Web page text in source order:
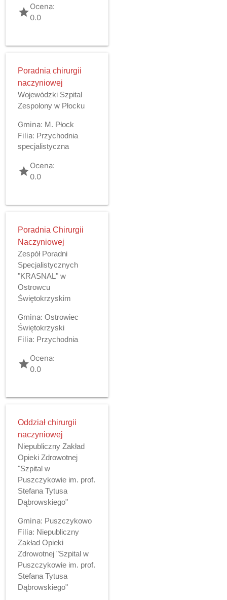
gradeOcena:
0.0
Poradnia chirurgii
naczyniowej
Wojewódzki Szpital
Zespolony w Płocku
Gmina: M. Płock
Filia: Przychodnia
specjalistyczna
gradeOcena:
0.0
Poradnia Chirurgii
Naczyniowej
Zespół Poradni
Specjalistycznych
"KRASNAL" w
Ostrowcu
Świętokrzyskim
Gmina: Ostrowiec
Świętokrzyski
Filia: Przychodnia
gradeOcena:
0.0
Oddział chirurgii
naczyniowej
Niepubliczny Zakład
Opieki Zdrowotnej
"Szpital w
Puszczykowie im. prof.
Stefana Tytusa
Dąbrowskiego"
Gmina: Puszczykowo
Filia: Niepubliczny
Zakład Opieki
Zdrowotnej "Szpital w
Puszczykowie im. prof.
Stefana Tytusa
Dąbrowskiego"